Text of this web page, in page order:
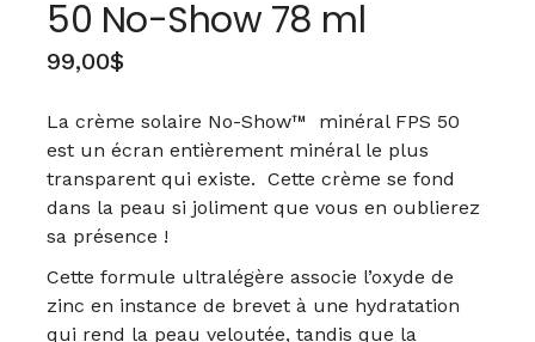
50 No-Show 78 ml
99,00$
La crème solaire No-Show™ minéral FPS 50
est un écran entièrement minéral le plus
transparent qui existe. Cette crème se fond
dans la peau si joliment que vous en oublierez
sa présence !
Cette formule ultralégère associe l’oxyde de
zinc en instance de brevet à une hydratation
qui rend la peau veloutée, tandis que la